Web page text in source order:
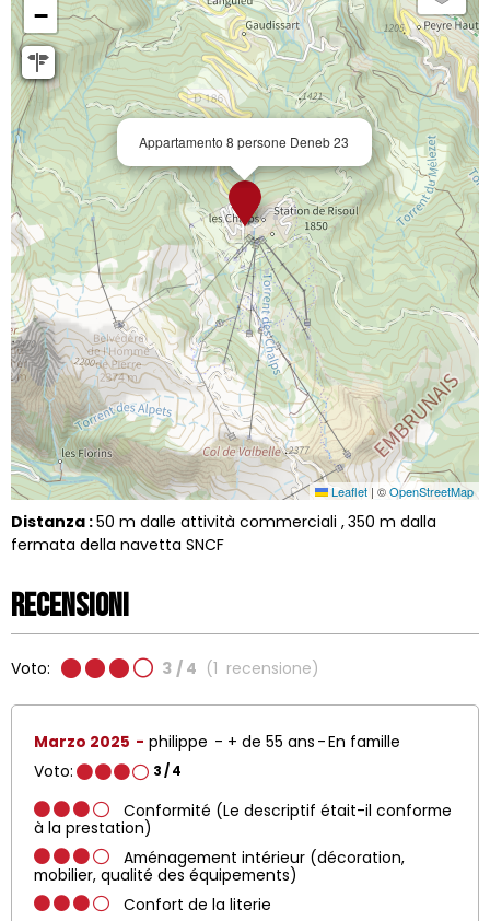
Appartamento 8 persone Deneb 23
−
Leaflet | ©OpenStreetMap
Distanza :50 m dalle attività commerciali 350 m dalla
fermata della navetta SNCF
Recensioni
Voto: 3 / 4 (1 recensione)
Marzo 2025 philippe + de 55 ans
En famille
Voto:
3/ 4
Conformité (Le descriptif était-il conforme
à la prestation)
Aménagement intérieur (décoration,
mobilier, qualité des équipements)
Confort de la literie